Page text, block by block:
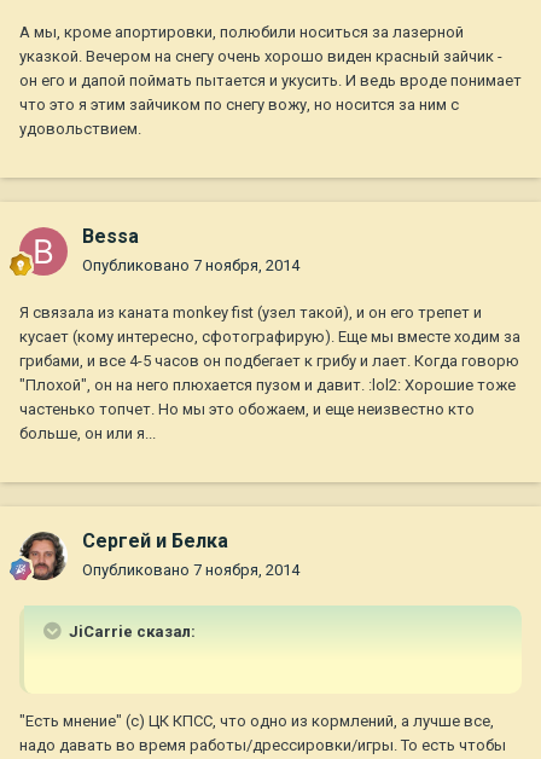
А мы, кроме апортировки, полюбили носиться за лазерной
указкой. Вечером на снегу очень хорошо виден красный зайчик -
он его и дапой поймать пытается и укусить. И ведь вроде понимает
что это я этим зайчиком по снегу вожу, но носится за ним с
удовольствием.
Bessa
Опубликовано 7 ноября, 2014
Я связала из каната monkey fist (узел такой), и он его трепет и
кусает (кому интересно, сфотографирую). Еще мы вместе ходим за
грибами, и все 4-5 часов он подбегает к грибу и лает. Когда говорю
"Плохой", он на него плюхается пузом и давит. :lol2: Хорошие тоже
частенько топчет. Но мы это обожаем, и еще неизвестно кто
больше, он или я...
Сергей и Белка
Опубликовано 7 ноября, 2014
JiCarrie сказал:
"Есть мнение" (с) ЦК КПСС, что одно из кормлений, а лучше все,
надо давать во время работы/дрессировки/игры. То есть чтобы